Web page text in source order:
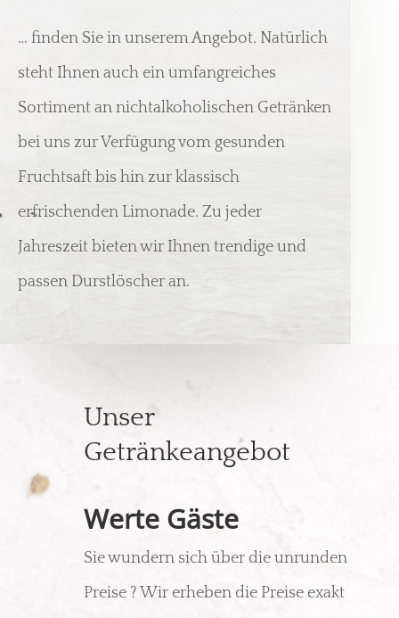
… finden Sie in unserem Angebot. Natürlich
steht Ihnen auch ein umfangreiches
Sortiment an nichtalkoholischen Getränken
bei uns zur Verfügung vom gesunden
Fruchtsaft bis hin zur klassisch
erfrischenden Limonade. Zu jeder
Jahreszeit bieten wir Ihnen trendige und
passen Durstlöscher an.
Unser
Getränkeangebot
Werte Gäste
Sie wundern sich über die unrunden
Preise ? Wir erheben die Preise exakt